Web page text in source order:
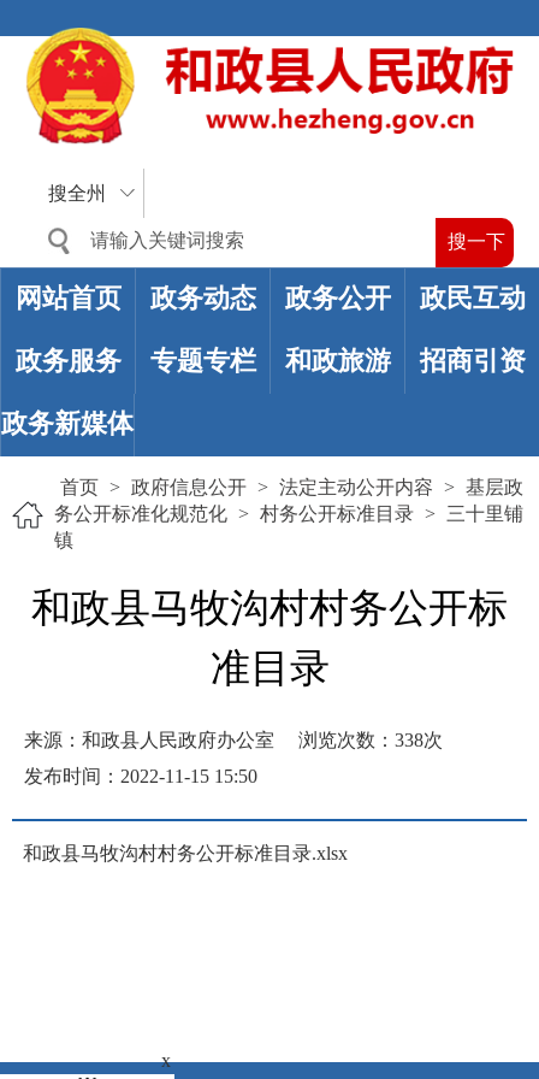
搜全州
网站首页 政务动态 政务公开 政民互动
政务服务 专题专栏 和政旅游 招商引资
政务新媒体
首页 > 政府信息公开 > 法定主动公开内容 > 基层政
务公开标准化规范化 > 村务公开标准目录 > 三十里铺
镇
和政县马牧沟村村务公开标
准目录
来源：和政县人民政府办公室 浏览次数： 338次
发布时间：2022-11-15 15:50
和政县马牧沟村村务公开标准目录.xlsx
x